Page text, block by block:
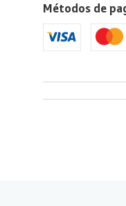
Estados
Unidos
de
America
Métodos de